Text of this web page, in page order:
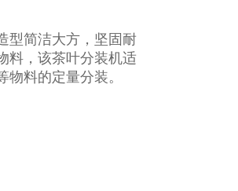
型简洁大方，坚固耐
料，该茶叶分装机适
料的定量分装。